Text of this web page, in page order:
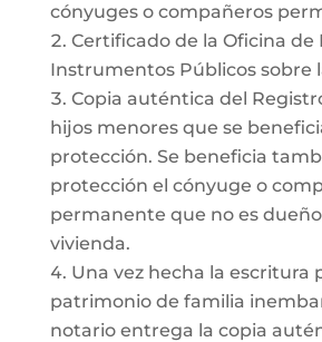
cónyuges o compañeros
Certificado de la Oficina de
Instrumentos Públicos sobre
Copia auténtica del
hijos menores que se
protección. Se beneficia
protección el cónyuge o
permanente que no es
vivienda.
Una vez hecha la escritura
patrimonio de familia
notario entrega la copia